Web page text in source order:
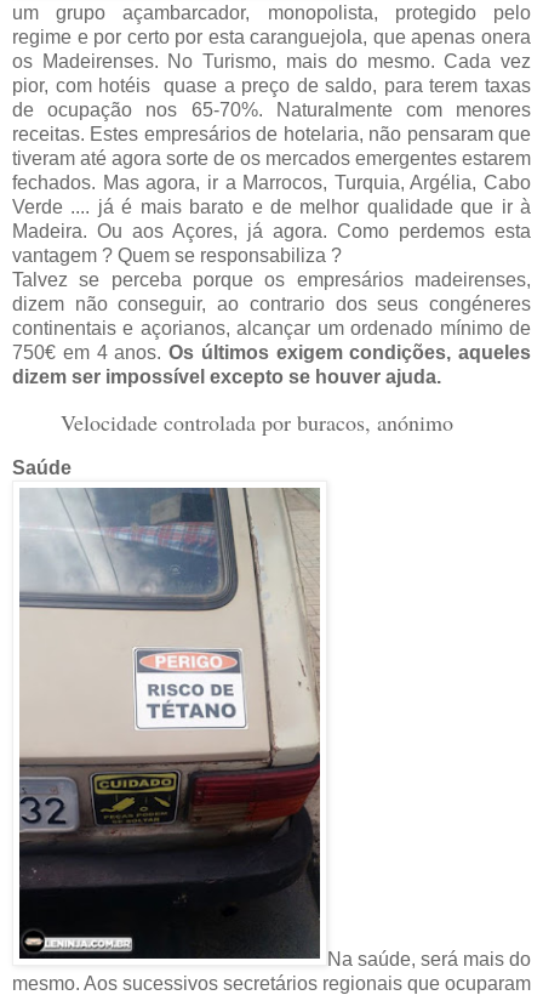
um grupo açambarcador, monopolista, protegido pelo
regime e por certo por esta caranguejola, que apenas onera
os Madeirenses. No Turismo, mais do mesmo. Cada vez
pior, com hotéis quase a preço de saldo, para terem taxas
de ocupação nos 65-70%. Naturalmente com menores
receitas. Estes empresários de hotelaria, não pensaram que
tiveram até agora sorte de os mercados emergentes estarem
fechados. Mas agora, ir a Marrocos, Turquia, Argélia, Cabo
Verde .... já é mais barato e de melhor qualidade que ir à
Madeira. Ou aos Açores, já agora. Como perdemos esta
vantagem ? Quem se responsabiliza ?
Talvez se perceba porque os empresários madeirenses,
dizem não conseguir, ao contrario dos seus congéneres
continentais e açorianos, alcançar um ordenado mínimo de
750€ em 4 anos. Os últimos exigem condições, aqueles
dizem ser impossível excepto se houver ajuda.
Velocidade controlada por buracos, anónimo
Saúde
Na saúde, será mais do
mesmo. Aos sucessivos secretários regionais que ocuparam